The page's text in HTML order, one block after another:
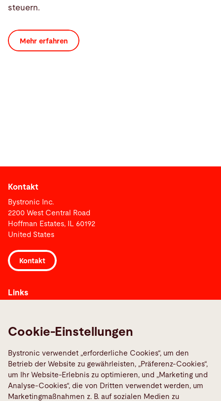
steuern.
Mehr erfahren
Kontakt
Bystronic Inc.
2200 West Central Road
Hoffman Estates, IL 60192
United States
Kontakt
Links
Report a fault
Quality policies
Cookie-Einstellungen
Bystronic verwendet „erforderliche Cookies“, um den
Betrieb der Website zu gewährleisten, „Präferenz-Cookies“,
um Ihr Website-Erlebnis zu optimieren, und „Marketing und
Analyse-Cookies“, die von Dritten verwendet werden, um
Marketingmaßnahmen z. B. auf sozialen Medien zu